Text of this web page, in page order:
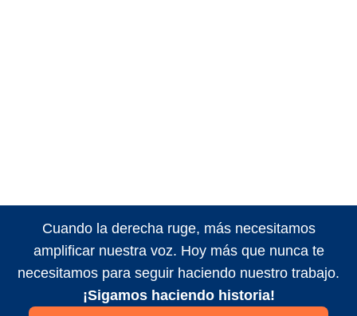
Cuando la derecha ruge, más necesitamos
amplificar nuestra voz. Hoy más que nunca te
necesitamos para seguir haciendo nuestro trabajo.
¡Sigamos haciendo historia!